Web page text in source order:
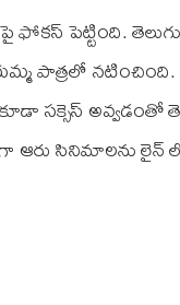
ఫోకస్ పెట్టింది.
పాత్రలో
సక్సెస్ అవ్వడంతో
సినిమాలను లైన్